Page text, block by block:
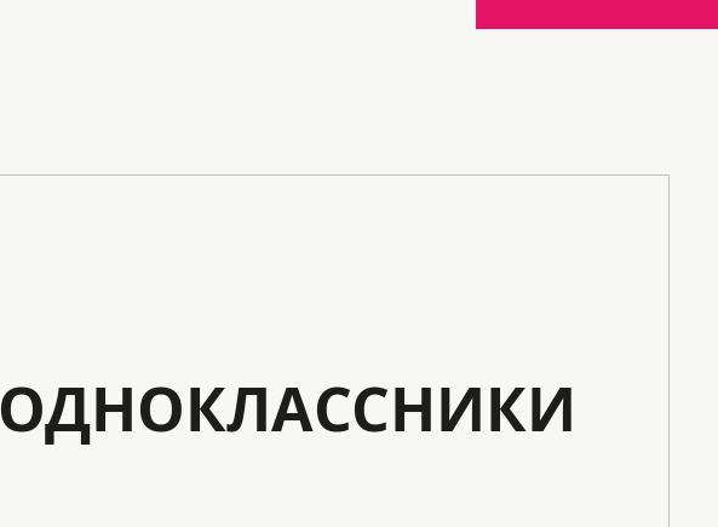
ОДНОКЛАССНИКИ